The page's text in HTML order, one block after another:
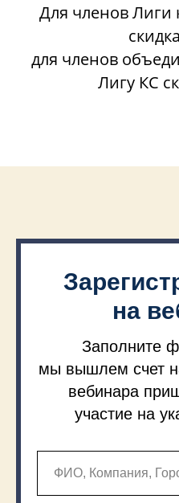
Для членов Лиги
для членов
Лигу КС
на
Заполните
мы вышлем счет
вебинара
участие на